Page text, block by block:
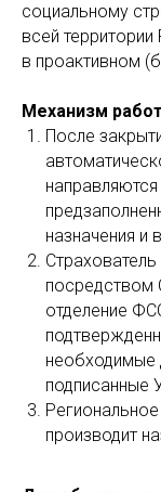
социальному
всей
в проактивном
Механизм
После
назначения и
посредством
отделение
необходимые
подписанные
производит